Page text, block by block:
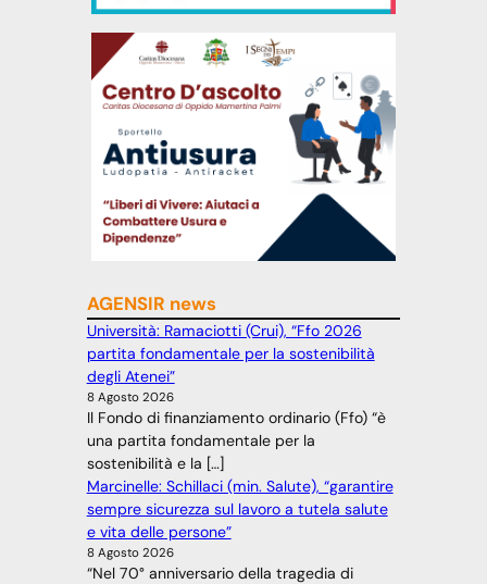
AGENSIR news
Università: Ramaciotti (Crui), “Ffo 2026
partita fondamentale per la sostenibilità
degli Atenei”
8 Agosto 2026
Il Fondo di finanziamento ordinario (Ffo) “è
una partita fondamentale per la
sostenibilità e la […]
Marcinelle: Schillaci (min. Salute), “garantire
sempre sicurezza sul lavoro a tutela salute
e vita delle persone”
8 Agosto 2026
“Nel 70° anniversario della tragedia di